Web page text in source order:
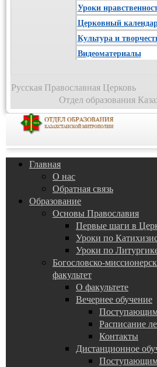
Уроки
Церковный
Культура и
Видеоматериалы
Русская Православная Церковь
Отдел образования
Главная
О нас
Обратная связь
Образование
Основы Православия
Первые шаги в
Уроки по
Уроки по
Богословско-
факультет
О факультете
Вечернее обучение
Расписание
Контакты
Дистанционное